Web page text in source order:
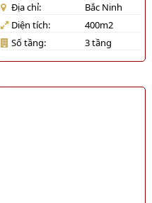
Địa chỉ:
Bắc Ninh
Diện tích:
400m2
Số tầng:
3 tầng